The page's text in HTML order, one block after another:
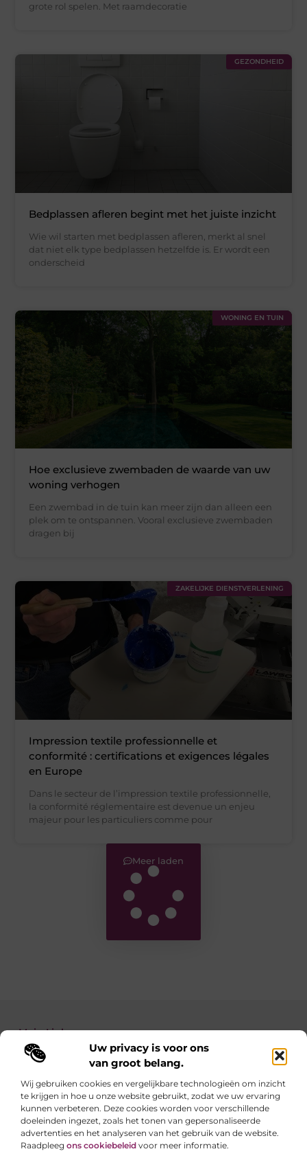
Uw privacy is voor ons
van groot belang.
Wij gebruiken cookies en vergelijkbare technologieën om inzicht
te krijgen in hoe u onze website gebruikt, zodat we uw ervaring
kunnen verbeteren. Deze cookies worden voor verschillende
doeleinden ingezet, zoals het tonen van gepersonaliseerde
advertenties en het analyseren van het gebruik van de website.
Raadpleeg ons cookiebeleid voor meer informatie.
grote rol spelen. Met raamdecoratie
GEZONDHEID
Bedplassen afleren begint met het juiste inzicht
Wie wil starten met bedplassen afleren, merkt al snel
dat niet elk type bedplassen hetzelfde is. Er wordt een
onderscheid
WONING EN TUIN
Hoe exclusieve zwembaden de waarde van uw
woning verhogen
Een zwembad in de tuin kan meer zijn dan alleen een
plek om te ontspannen. Vooral exclusieve zwembaden
dragen bij
ZAKELIJKE DIENSTVERLENING
Impression textile professionnelle et
conformité : certifications et exigences légales
en Europe
Dans le secteur de l’impression textile professionnelle,
la conformité réglementaire est devenue un enjeu
majeur pour les particuliers comme pour
Meer laden
Main Links
Linkzoekertjes.be brengt je elke dag iets nieuws
Inspirerende blogs en waardevolle tips voor een
slimmer en leuker internetgebruik.